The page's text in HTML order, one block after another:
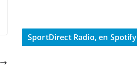
SportDirect Radio, en Spotify